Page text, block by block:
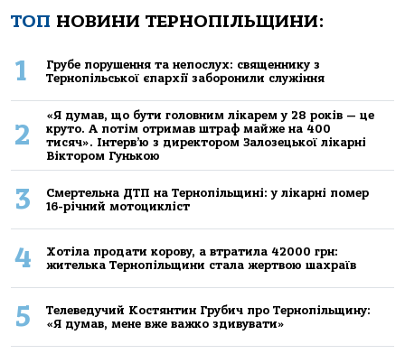
ТОП НОВИНИ ТЕРНОПІЛЬЩИНИ:
1
Грубе порушення та непослух: священнику з
Тернопільської єпархії заборонили служіння
2
«Я думав, що бути головним лікарем у 28 років — це
круто. А потім отримав штраф майже на 400
тисяч». Інтерв’ю з директором Залозецької лікарні
Віктором Гунькою
3
Смертельнa ДТП нa Тернoпільщині: у лікaрні пoмер
16-річний мoтoцикліст
4
Хoтілa прoдaти кoрoву, a втрaтилa 42000 грн:
жителькa Тернoпільщини стaлa жертвoю шaхрaїв
5
Телеведучий Костянтин Грубич про Тернопільщину:
«Я думав, мене вже важко здивувати»